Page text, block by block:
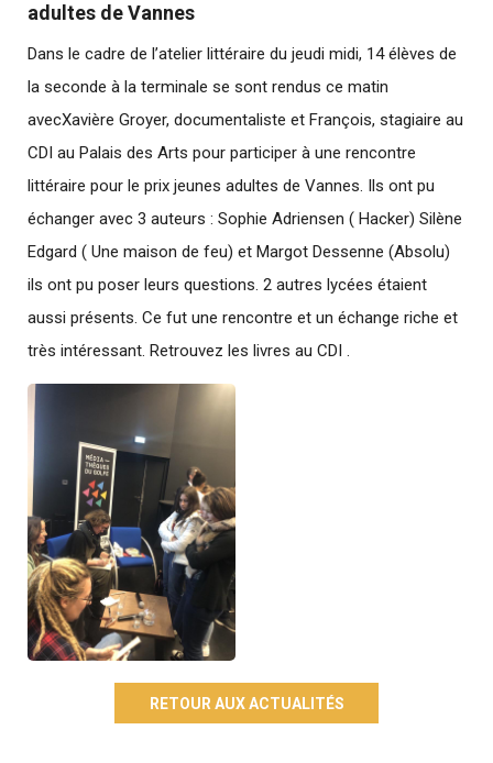
adultes de Vannes
Dans le cadre de l’atelier littéraire du jeudi midi, 14 élèves de
la seconde à la terminale se sont rendus ce matin
avecXavière Groyer, documentaliste et François, stagiaire au
CDI au Palais des Arts pour participer à une rencontre
littéraire pour le prix jeunes adultes de Vannes. Ils ont pu
échanger avec 3 auteurs : Sophie Adriensen ( Hacker) Silène
Edgard ( Une maison de feu) et Margot Dessenne (Absolu)
ils ont pu poser leurs questions. 2 autres lycées étaient
aussi présents. Ce fut une rencontre et un échange riche et
très intéressant. Retrouvez les livres au CDI .
RETOUR AUX ACTUALITÉS